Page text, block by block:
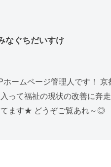
なぐちだいすけ
ホームページ管理人です！ 京
って福祉の現状の改善に奔
てます★ どうぞご覧あれ～◎